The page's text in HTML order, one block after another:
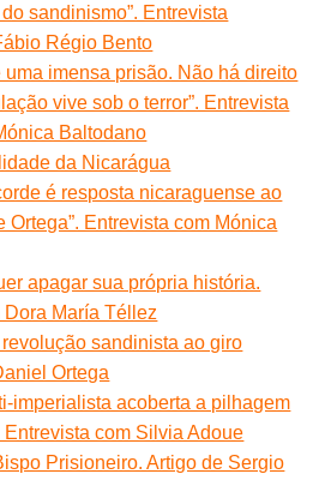
sandinismo”. Entrevista
Régio Bento
uma imensa prisão. Não há direito
vive sob o terror”. Entrevista
Baltodano
da Nicarágua
é resposta nicaraguense ao
Ortega”. Entrevista com Mónica
apagar sua própria história.
Dora María Téllez
sandinista ao giro
Ortega
imperialista acoberta a pilhagem
Entrevista com Silvia Adoue
Prisioneiro. Artigo de Sergio